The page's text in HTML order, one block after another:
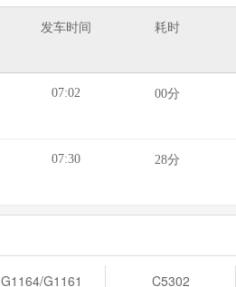
发车时间 耗时
07:02 00分
07:30 28分
G1164/G1161 C5302